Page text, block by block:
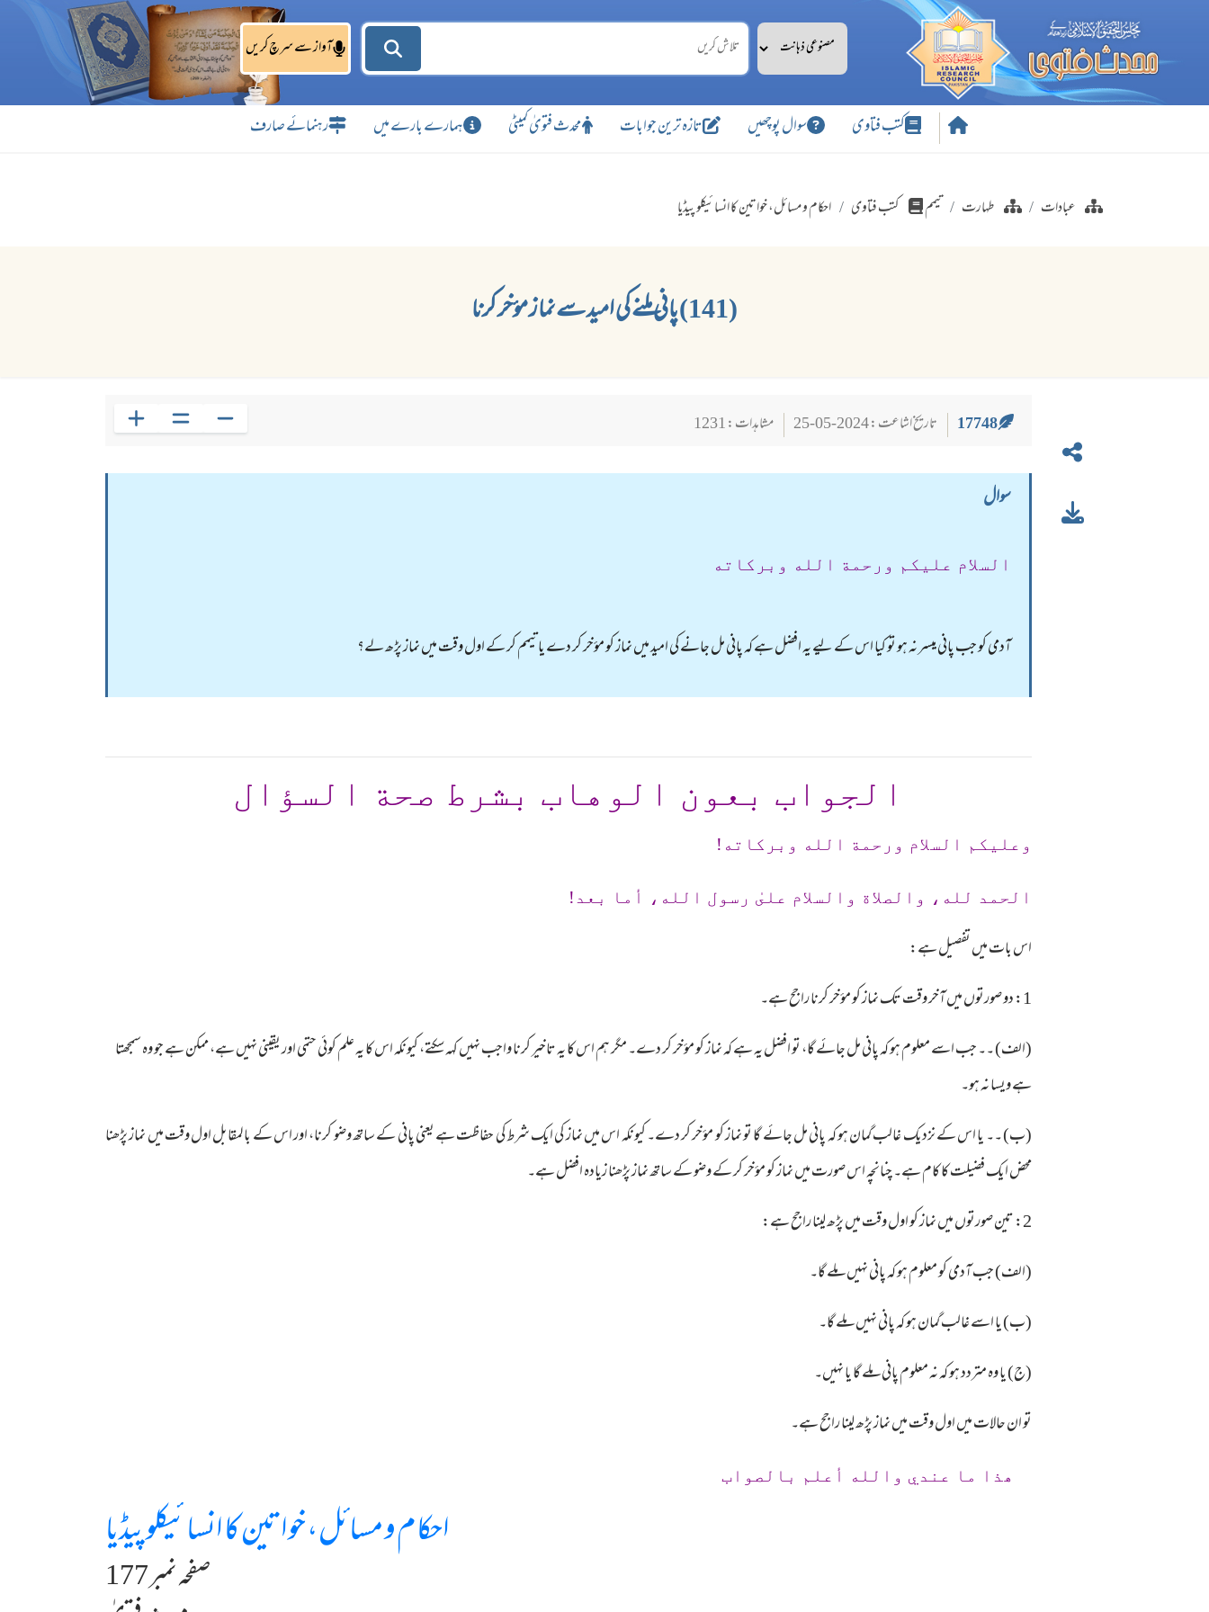
آواز سے سرچ کریں
کتب فتاوی سوال پوچھیں تازہ ترین جوابات محدث فتویٰ کمیٹی ہمارے بارے میں رہنمائے صارف
عبادات طہارت تیمم کتب فتاوی احکام و مسائل، خواتین کا انسائیکلو پیڈیا
(141) پانی ملنے کی امید سے نماز مؤخر کرنا
17748 تاریخ اشاعت : 2024-05-25 مشاہدات : 1231
سوال
السلام عليكم ورحمة الله وبركاته
آدمی کو جب پانی میسر نہ ہو تو کیا اس کے لیے یہ افضل ہے کہ پانی مل جانے کی امید میں نماز کو مؤخر کر دے یا تیمم کر کے اول وقت میں نماز پڑھ لے؟
الجواب بعون الوهاب بشرط صحة السؤال
وعلیکم السلام ورحمة الله وبرکاته!
الحمد لله، والصلاة والسلام علىٰ رسول الله، أما بعد!
اس بات میں تفصیل ہے:
1: دو صورتوں میں آخر وقت تک نماز کو مؤخر کرنا راجح ہے۔
(الف) ۔۔ جب اسے معلوم ہو کہ پانی مل جائے گا، تو افضل یہ ہے کہ نماز کو مؤخر کر دے۔ مگر ہم اس کا یہ تاخیر کرنا واجب نہیں کہہ سکتے، کیونکہ اس کا یہ علم کوئی حتمی اور یقینی نہیں ہے، ممکن ہے جو وہ سمجھتا
ہے ویسا نہ ہو۔
(ب) ۔۔ یا اس کے نزدیک غالب گمان ہو کہ پانی مل جائے گا تو نماز کو مؤخر کر دے۔ کیونکہ اس میں نماز کی ایک شرط کی حفاظت ہے یعنی پانی کے ساتھ وضو کرنا، اور اس کے بالمقابل اول وقت میں نماز پڑھنا
محض ایک فضیلت کا کام ہے۔ چنانچہ اس صورت میں نماز کو مؤخر کر کے وضو کے ساتھ نماز پڑھنا زیادہ افضل ہے۔
2: تین صورتوں میں نماز کو اول وقت میں پڑھ لینا راجح ہے:
(الف) جب آدمی کو معلوم ہو کہ پانی نہیں ملے گا۔
(ب) یا اسے غالب گمان ہو کہ پانی نہیں ملے گا۔
(ج) یا وہ متردد ہو کہ نہ معلوم پانی ملے گا یا نہیں۔
تو ان حالات میں اول وقت میں نماز پڑھ لینا راجح ہے۔
ھذا ما عندي والله أعلم بالصواب
احکام و مسائل، خواتین کا انسائیکلوپیڈیا
صفحہ نمبر 177